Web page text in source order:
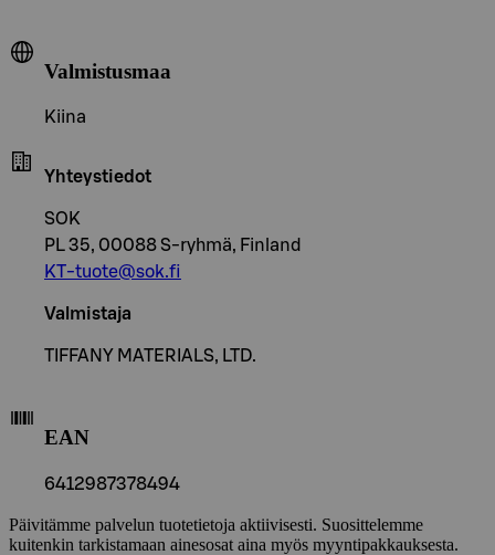
Valmistusmaa
Kiina
Yhteystiedot
SOK
PL 35, 00088 S-ryhmä, Finland
KT-tuote@sok.fi
Valmistaja
TIFFANY MATERIALS, LTD.
EAN
6412987378494
Päivitämme palvelun tuotetietoja aktiivisesti. Suosittelemme
kuitenkin tarkistamaan ainesosat aina myös myyntipakkauksesta.